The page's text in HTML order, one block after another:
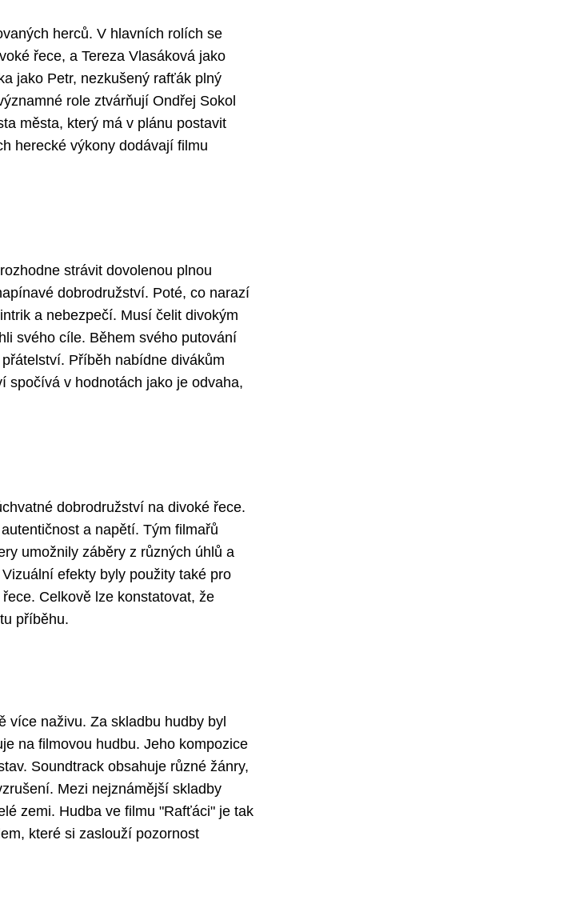
herců. V hlavních rolích se
řece, a Tereza Vlasáková jako
jako Petr, nezkušený rafťák plný
role ztvárňují Ondřej Sokol
města, který má v plánu postavit
herecké výkony dodávají filmu
strávit dovolenou plnou
dobrodružství. Poté, co narazí
a nebezpečí. Musí čelit divokým
svého cíle. Během svého putování
Příběh nabídne divákům
spočívá v hodnotách jako je odvaha,
dobrodružství na divoké řece.
a napětí. Tým filmařů
umožnily záběry z různých úhlů a
efekty byly použity také pro
Celkově lze konstatovat, že
příběhu.
více naživu. Za skladbu hudby byl
na filmovou hudbu. Jeho kompozice
Soundtrack obsahuje různé žánry,
Mezi nejznámější skladby
zemi. Hudba ve filmu "Rafťáci" je tak
které si zaslouží pozornost